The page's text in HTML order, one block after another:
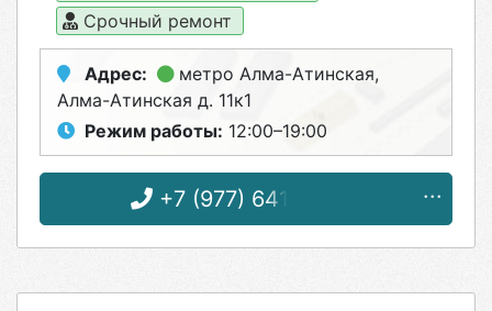
Срочный ремонт
Адрес: метро Алма-Атинская,
Алма-Атинская д. 11к1
Режим работы: 12:00–19:00
+7 (977) 641-97-94